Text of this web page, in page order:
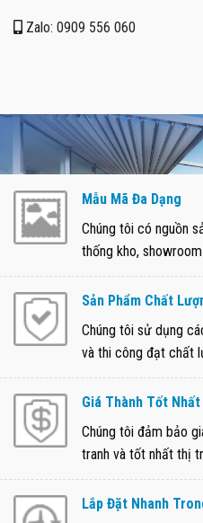
Zalo: 0909 556 060
Mẫu Mã Đa Dạng
Chúng tôi có nguồn
thống kho,
Sản Phẩm Chất
Chúng tôi sử dụng
và thi công đạt chất
Giá Thành Tốt Nhất
Chúng tôi đảm bảo
tranh và tốt nhất thị
Lắp Đặt Nhanh